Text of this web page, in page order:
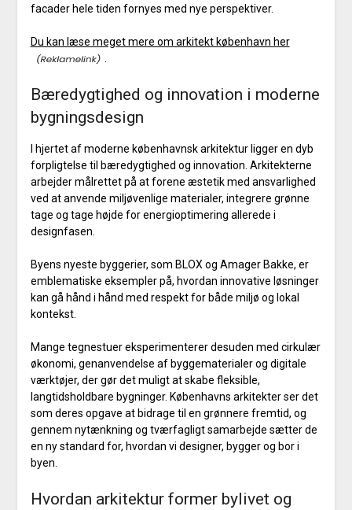
facader hele tiden fornyes med nye perspektiver.
Du kan læse meget mere om arkitekt københavn her
Bæredygtighed og innovation i moderne
bygningsdesign
I hjertet af moderne københavnsk arkitektur ligger en dyb
forpligtelse til bæredygtighed og innovation. Arkitekterne
arbejder målrettet på at forene æstetik med ansvarlighed
ved at anvende miljøvenlige materialer, integrere grønne
tage og tage højde for energioptimering allerede i
designfasen.
Byens nyeste byggerier, som BLOX og Amager Bakke, er
emblematiske eksempler på, hvordan innovative løsninger
kan gå hånd i hånd med respekt for både miljø og lokal
kontekst.
Mange tegnestuer eksperimenterer desuden med cirkulær
økonomi, genanvendelse af byggematerialer og digitale
værktøjer, der gør det muligt at skabe fleksible,
langtidsholdbare bygninger. Københavns arkitekter ser det
som deres opgave at bidrage til en grønnere fremtid, og
gennem nytænkning og tværfagligt samarbejde sætter de
en ny standard for, hvordan vi designer, bygger og bor i
byen.
Hvordan arkitektur former bylivet og